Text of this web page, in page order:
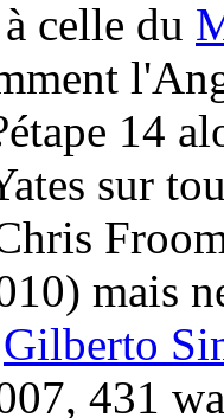
celle du
14
sur
mais
Gilberto
431